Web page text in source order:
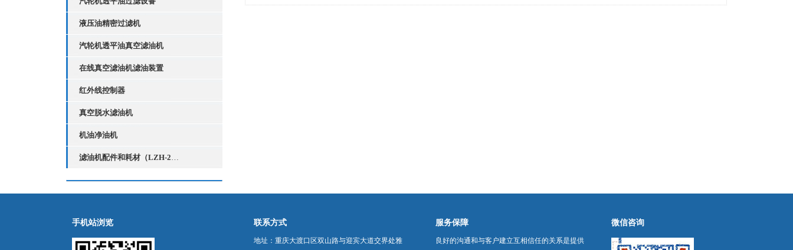
液压油精密过滤机
汽轮机透平油真空滤油机
在线真空滤油机滤油装置
红外线控制器
真空脱水滤油机
机油净油机
滤油机配件和耗材（LZH-2红外线液位控制器）
手机站浏览 联系方式
地址：重庆大渡口区双山路与迎宾大道交界处雅
服务保障
良好的沟通和与客户建立互相信任的关系是提供
微信咨询